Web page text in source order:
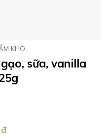
KHÔ
sữa, vanilla
đGiá